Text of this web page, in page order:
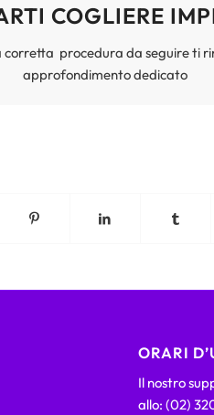
COGLIERE
corretta procedura da seguire ti
approfondimento dedicato
ORARI
Il nostro
allo: (02)